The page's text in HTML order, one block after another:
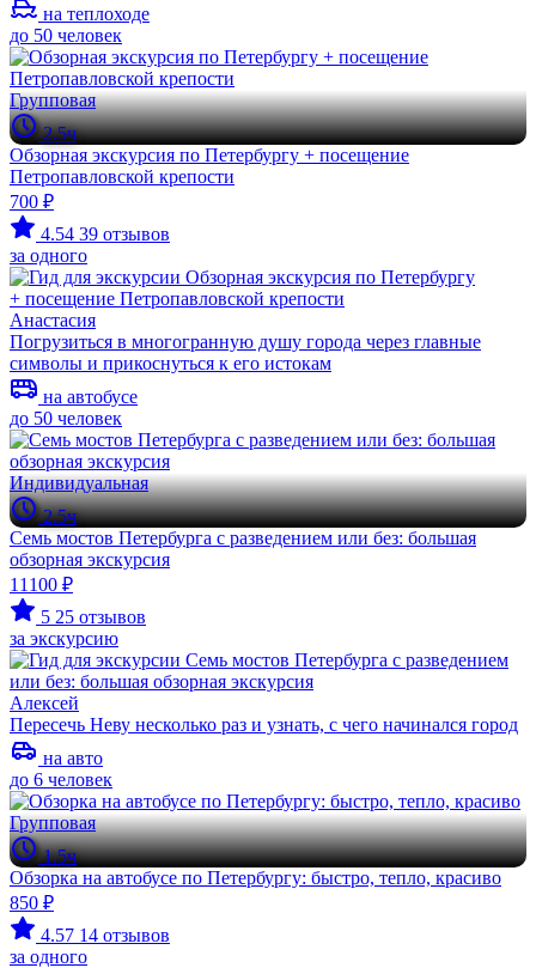
на теплоходе
до 50 человек
Групповая
2.5ч
Обзорная экскурсия по Петербургу + посещение
Петропавловской крепости
700 ₽
4.54 39 отзывов
за одного
Анастасия
Погрузиться в многогранную душу города через главные
символы и прикоснуться к его истокам
на автобусе
до 50 человек
Индивидуальная
2.5ч
Семь мостов Петербурга с разведением или без: большая
обзорная экскурсия
11100 ₽
5 25 отзывов
за экскурсию
Алексей
Пересечь Неву несколько раз и узнать, с чего начинался город
на авто
до 6 человек
Групповая
1.5ч
Обзорка на автобусе по Петербургу: быстро, тепло, красиво
850 ₽
4.57 14 отзывов
за одного